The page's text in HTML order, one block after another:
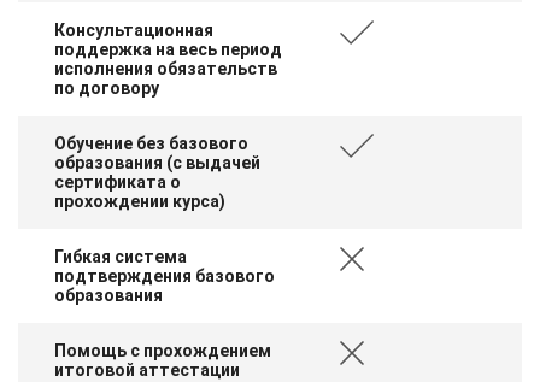
Консультационная
поддержка на весь период
исполнения обязательств
по договору
Обучение без базового
образования (с выдачей
сертификата о
прохождении курса)
Гибкая система
подтверждения базового
образования
Помощь с прохождением
итоговой аттестации
Telegram WhatsApp
Vkontakte
Max